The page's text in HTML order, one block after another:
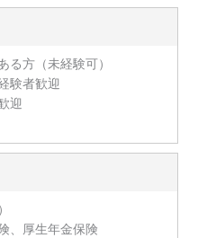
る方（未経験可）
験者歓迎
迎
、厚生年金保険